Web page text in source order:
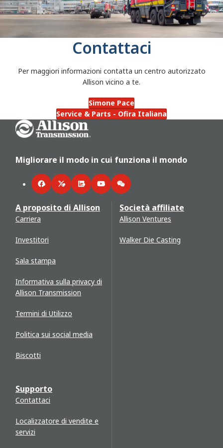
Contattaci
Per maggiori informazioni contatta un centro autorizzato
Allison vicino a te.
Simone Pace
Service & Parts - Ofira Italiana
Go Home
Migliorare il modo in cui funziona il mondo
FacebookTwitterLinkedInYouTubeWeChat
A proposito di Allison
Carriera
Investitori
Sala stampa
Informativa sulla privacy di
Allison Transmission
Termini di Utilizzo
Politica sui social media
Biscotti
Supporto
Contattaci
Localizzatore di vendite e
servizi
Società affiliate
Allison Ventures
Walker Die Casting